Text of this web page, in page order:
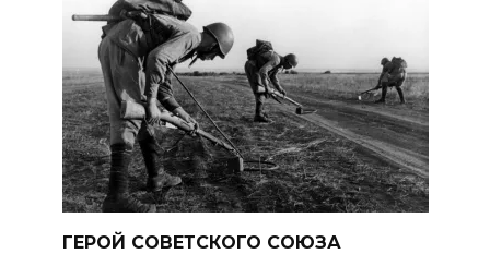
ГЕРОЙ СОВЕТСКОГО СОЮЗА